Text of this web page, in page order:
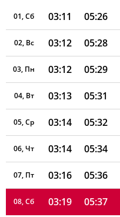
01, Сб 03:11 05:26
02, Вс 03:12 05:28
03, Пн 03:12 05:29
04, Вт 03:13 05:31
05, Ср 03:14 05:32
06, Чт 03:14 05:34
07, Пт 03:16 05:36
08, Сб 03:19 05:37